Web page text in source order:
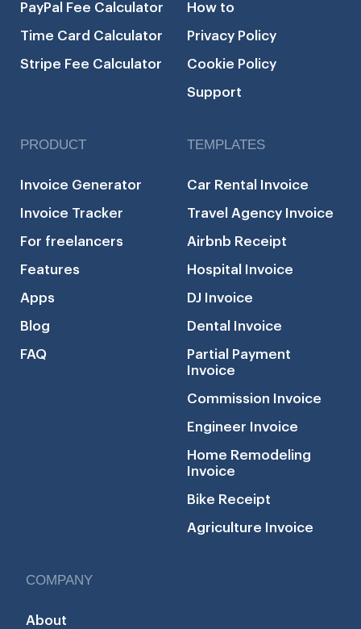
PayPal Fee Calculator
Time Card Calculator
Stripe Fee Calculator
How to
Privacy Policy
Cookie Policy
Support
PRODUCT
Invoice Generator
Invoice Tracker
For freelancers
Features
Apps
Blog
FAQ
TEMPLATES
Car Rental Invoice
Travel Agency Invoice
Airbnb Receipt
Hospital Invoice
DJ Invoice
Dental Invoice
Partial Payment
Invoice
Commission Invoice
Engineer Invoice
Home Remodeling
Invoice
Bike Receipt
Agriculture Invoice
COMPANY
About